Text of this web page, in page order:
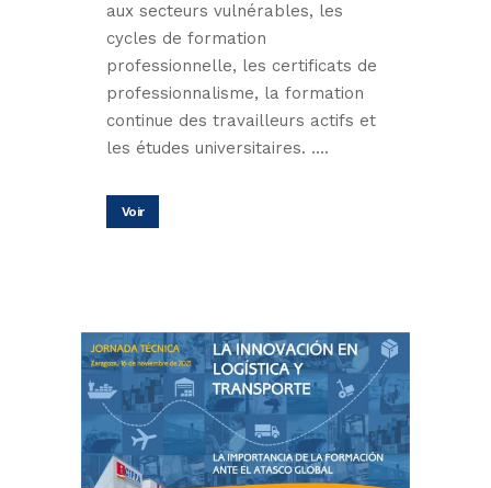
aux secteurs vulnérables, les
cycles de formation
professionnelle, les certificats de
professionnalisme, la formation
continue des travailleurs actifs et
les études universitaires. ....
Voir